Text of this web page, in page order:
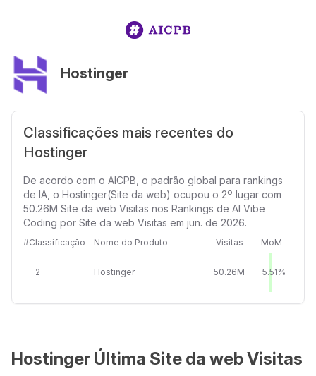
Hostinger
Classificações mais recentes do
Hostinger
De acordo com o AICPB, o padrão global para rankings
de IA, o Hostinger(Site da web) ocupou o 2º lugar com
50.26M Site da web Visitas nos Rankings de AI Vibe
Coding por Site da web Visitas em jun. de 2026.
#Classificação Nome do Produto Visitas MoM
2 Hostinger 50.26M -5.51%
Hostinger Última Site da web Visitas